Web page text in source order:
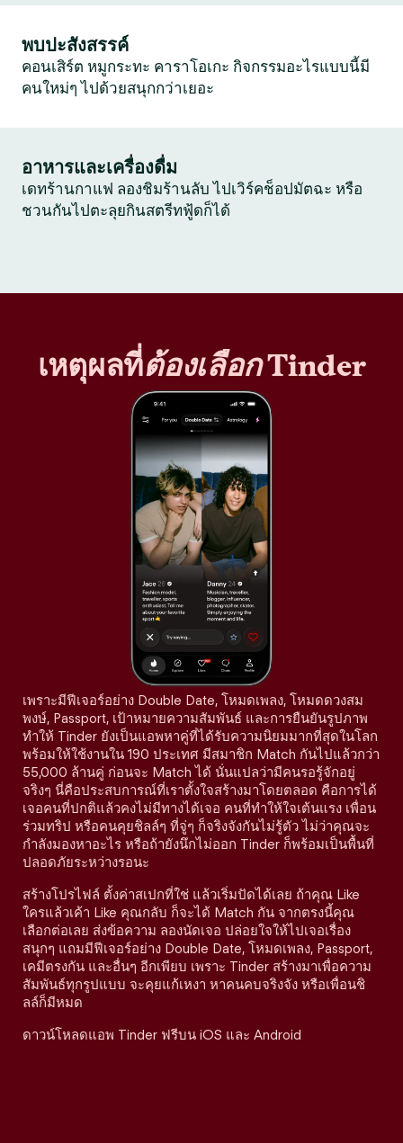
พบปะสังสรรค์
คอนเสิร์ต หมูกระทะ คาราโอเกะ กิจกรรมอะไรแบบนี้มี
คนใหม่ๆ ไปด้วยสนุกกว่าเยอะ
อาหารและเครื่องดื่ม
เดทร้านกาแฟ ลองชิมร้านลับ ไปเวิร์คช็อปมัตฉะ หรือ
ชวนกันไปตะลุยกินสตรีทฟู้ดก็ได้
เหตุผลที่ต้องเลือกTinder
เพราะมีฟีเจอร์อย่าง Double Date, โหมดเพลง, โหมดดวงสม
พงษ์, Passport, เป้าหมายความสัมพันธ์ และการยืนยันรูปภาพ
ทำให้ Tinder ยังเป็นแอพหาคู่ที่ได้รับความนิยมมากที่สุดในโลก
พร้อมให้ใช้งานใน 190 ประเทศ มีสมาชิก Match กันไปแล้วกว่า
55,000 ล้านคู่ ก่อนจะ Match ได้ นั่นแปลว่ามีคนรอรู้จักอยู่
จริงๆ นี่คือประสบการณ์ที่เราตั้งใจสร้างมาโดยตลอด คือการได้
เจอคนที่ปกติแล้วคงไม่มีทางได้เจอ คนที่ทำให้ใจเต้นแรง เพื่อน
ร่วมทริป หรือคนคุยชิลล์ๆ ที่จู่ๆ ก็จริงจังกันไม่รู้ตัว ไม่ว่าคุณจะ
กำลังมองหาอะไร หรือถ้ายังนึกไม่ออก Tinder ก็พร้อมเป็นพื้นที่
ปลอดภัยระหว่างรอนะ
สร้างโปรไฟล์ ตั้งค่าสเปกที่ใช่ แล้วเริ่มปัดได้เลย ถ้าคุณ Like
ใครแล้วเค้า Like คุณกลับ ก็จะได้ Match กัน จากตรงนี้คุณ
เลือกต่อเลย ส่งข้อความ ลองนัดเจอ ปล่อยใจให้ไปเจอเรื่อง
สนุกๆ แถมมีฟีเจอร์อย่าง Double Date, โหมดเพลง, Passport,
เคมีตรงกัน และอื่นๆ อีกเพียบ เพราะ Tinder สร้างมาเพื่อความ
สัมพันธ์ทุกรูปแบบ จะคุยแก้เหงา หาคนคบจริงจัง หรือเพื่อนชิ
ลล์ก็มีหมด
ดาวน์โหลดแอพ Tinder ฟรีบน iOS และ Android